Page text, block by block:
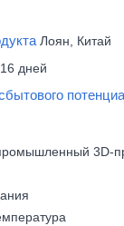
Лоян, Китай
дней
3D-